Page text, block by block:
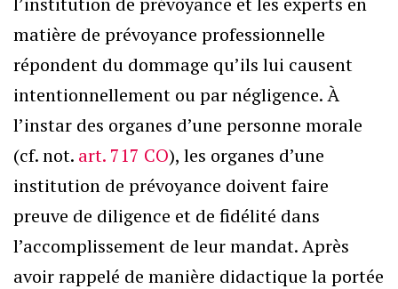
matière de prévoyance professionnelle
répondent du dommage qu’ils lui causent
intentionnellement ou par négligence. À
l’instar des organes d’une personne morale
(cf. not. art. 717 CO), les organes d’une
institution de prévoyance doivent faire
preuve de diligence et de fidélité dans
l’accomplissement de leur mandat. Après
avoir rappelé de manière didactique la portée